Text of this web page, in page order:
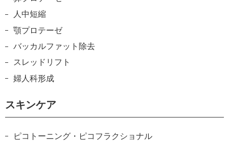
人中短縮
顎プロテーゼ
バッカルファット除去
スレッドリフト
婦人科形成
スキンケア
ピコトーニング・ピコフラクショナル